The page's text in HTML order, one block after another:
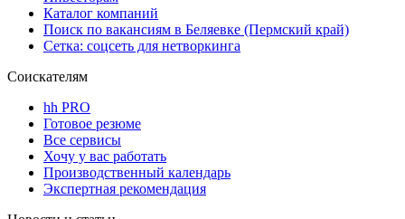
Каталог компаний
Поиск по вакансиям в Беляевке (Пермский край)
Сетка: соцсеть для нетворкинга
Соискателям
hh PRO
Готовое резюме
Все сервисы
Хочу у вас работать
Производственный календарь
Экспертная рекомендация